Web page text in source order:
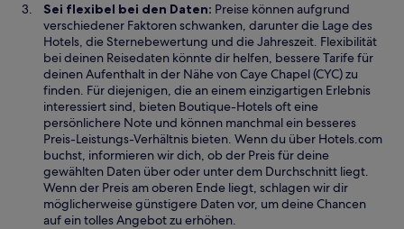
Sei flexibel bei den Daten: Preise können aufgrund
verschiedener Faktoren schwanken, darunter die Lage des
Hotels, die Sternebewertung und die Jahreszeit. Flexibilität
bei deinen Reisedaten könnte dir helfen, bessere Tarife für
deinen Aufenthalt in der Nähe von Caye Chapel (CYC) zu
finden. Für diejenigen, die an einem einzigartigen Erlebnis
interessiert sind, bieten Boutique-Hotels oft eine
persönlichere Note und können manchmal ein besseres
Preis-Leistungs-Verhältnis bieten. Wenn du über Hotels.com
buchst, informieren wir dich, ob der Preis für deine
gewählten Daten über oder unter dem Durchschnitt liegt.
Wenn der Preis am oberen Ende liegt, schlagen wir dir
möglicherweise günstigere Daten vor, um deine Chancen
auf ein tolles Angebot zu erhöhen.